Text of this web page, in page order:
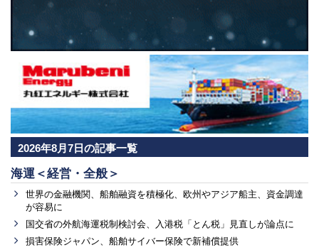
2026年8月7日の記事一覧
海運＜経営・全般＞
世界の金融機関、船舶融資を積極化、欧州やアジア船主、資金調達
が容易に
国交省の外航海運税制検討会、入港税「とん税」見直しが論点に
損害保険ジャパン、船舶サイバー保険で新補償提供